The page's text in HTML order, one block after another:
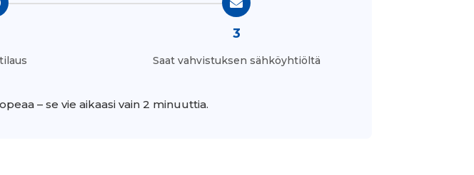
3
Saat vahvistuksen sähköyhtiöltä
– se vie aikaasi vain 2 minuuttia.